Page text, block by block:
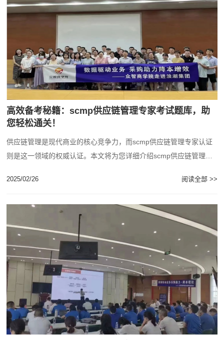
高效备考秘籍：scmp供应链管理专家考试题库，助
您轻松通关！
供应链管理是现代商业的核心竞争力，而scmp供应链管理专家认证
则是这一领域的权威认证。本文将为您详细介绍scmp供应链管理专
2025/02/26 阅读全部 >>